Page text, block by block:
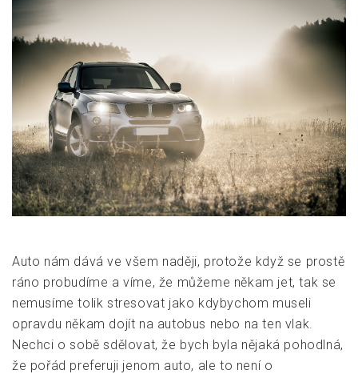
Auto nám dává ve všem naději, protože když se prostě
ráno probudíme a víme, že můžeme někam jet, tak se
nemusíme tolik stresovat jako kdybychom museli
opravdu někam dojít na autobus nebo na ten vlak.
Nechci o sobě sdělovat, že bych byla nějaká pohodlná,
že pořád preferuji jenom auto, ale to není o